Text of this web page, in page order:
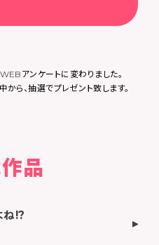
アンケートに変わりました。
ら、抽選でプレゼント致します。
品
ね!?